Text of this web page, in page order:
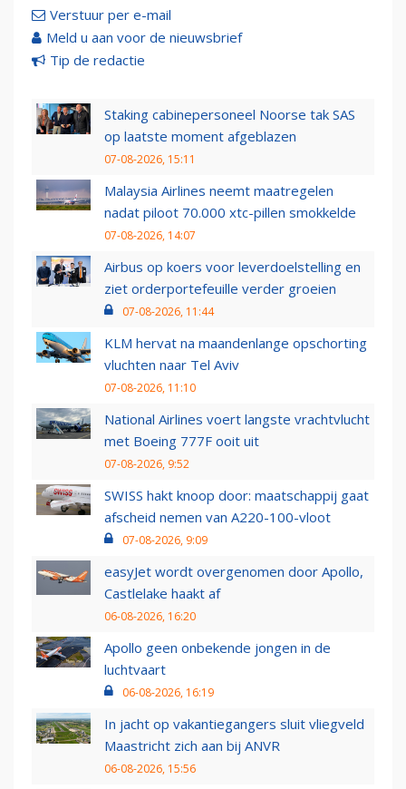
Verstuur per e-mail
Meld u aan voor de nieuwsbrief
Tip de redactie
Staking cabinepersoneel Noorse tak SAS
op laatste moment afgeblazen
07-08-2026, 15:11
Malaysia Airlines neemt maatregelen
nadat piloot 70.000 xtc-pillen smokkelde
07-08-2026, 14:07
Airbus op koers voor leverdoelstelling en
ziet orderportefeuille verder groeien
07-08-2026, 11:44
KLM hervat na maandenlange opschorting
vluchten naar Tel Aviv
07-08-2026, 11:10
National Airlines voert langste vrachtvlucht
met Boeing 777F ooit uit
07-08-2026, 9:52
SWISS hakt knoop door: maatschappij gaat
afscheid nemen van A220-100-vloot
07-08-2026, 9:09
easyJet wordt overgenomen door Apollo,
Castlelake haakt af
06-08-2026, 16:20
Apollo geen onbekende jongen in de
luchtvaart
06-08-2026, 16:19
In jacht op vakantiegangers sluit vliegveld
Maastricht zich aan bij ANVR
06-08-2026, 15:56